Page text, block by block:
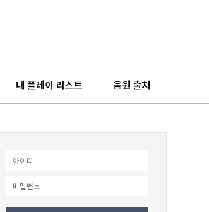
내 플레이 리스트 음원 출처